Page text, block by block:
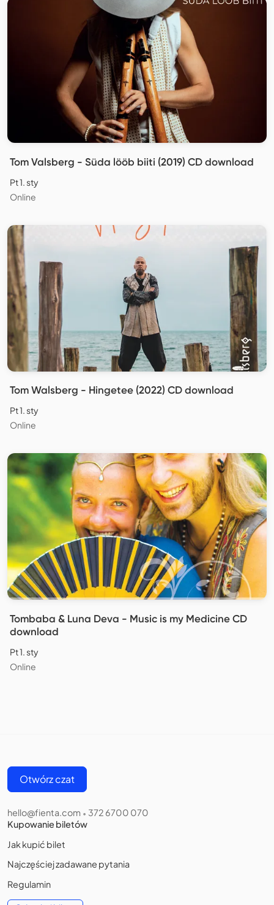
Tom Valsberg - Süda lööb biiti (2019) CD download
Pt 1. sty
Online
Tom Walsberg - Hingetee (2022) CD download
Pt 1. sty
Online
Tombaba & Luna Deva - Music is my Medicine CD
download
Pt 1. sty
Online
Otwórz czat
hello@fienta.com • 372 6700 070
Kupowanie biletów
Jak kupić bilet
Najczęściej zadawane pytania
Regulamin